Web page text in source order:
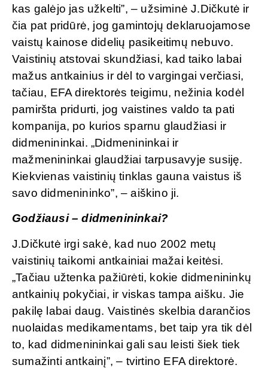
kas galėjo jas užkelti”, – užsiminė J.Dičkutė ir
čia pat pridūrė, jog gamintojų deklaruojamose
vaistų kainose didelių pasikeitimų nebuvo.
Vaistinių atstovai skundžiasi, kad taiko labai
mažus antkainius ir dėl to vargingai verčiasi,
tačiau, EFA direktorės teigimu, nežinia kodėl
pamiršta pridurti, jog vaistines valdo ta pati
kompanija, po kurios sparnu glaudžiasi ir
didmenininkai. „Didmenininkai ir
mažmenininkai glaudžiai tarpusavyje susiję.
Kiekvienas vaistinių tinklas gauna vaistus iš
savo didmenininko”, – aiškino ji.
Godžiausi – didmenininkai?
J.Dičkutė irgi sakė, kad nuo 2002 metų
vaistinių taikomi antkainiai mažai keitėsi.
„Tačiau užtenka pažiūrėti, kokie didmenininkų
antkainių pokyčiai, ir viskas tampa aišku. Jie
pakilę labai daug. Vaistinės skelbia darančios
nuolaidas medikamentams, bet taip yra tik dėl
to, kad didmenininkai gali sau leisti šiek tiek
sumažinti antkainį”, – tvirtino EFA direktorė.